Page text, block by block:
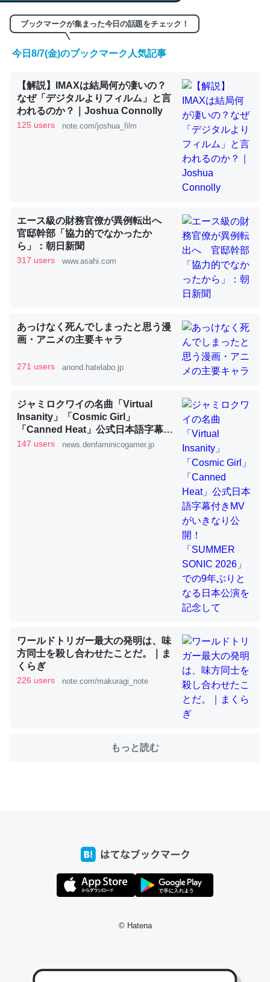
くらい。小説でいう「ずっと前の伏線」は回収されないけ
ど、短期記憶というには多い分量。進化すればするほど分
かりやすく強くなりそう
─GPTの仕組みと限界についての考察（１） - conceptualization
昆虫ってカルシウム少ないのか。知らんかった。調べたら
コオロギのカルシウム分はエビの600分の1程度。
─ニュース :: 【研究発表】昆虫学の大問題＝「昆虫はなぜ海にいな
論文では「淡水はカルシウムも酸素も不足してて両方に不
利だから両方が拮抗してるのでは」とあって面白い。海に
いる鋏角類（カブトガニ・ウミグモ）はカルシウムを使わ
ずキチンを強化してる筈だが、酵素が違うのか？
いのか」に関する新仮説
これを元に考えるとカルシウムを大量に使う脊椎動物と貝
類は苦労してるんだな…。腹足類だと殻を無くしてナメク
─ニュース :: 【研究発表】昆虫学の大問題＝「昆虫はなぜ海にいな
ウチもEchoを実家に置いて４年。でたまに覗いてる。ぼ
位置情報を共有してる。電池残量や充電中かが分かるので
これ見て生きてるなって分かる。
─たまにLINEするくらいだった遠方の父67歳と僕。ITツール導入で
コミュニケーションが劇的に変化した｜tayorini by LIFULL介護
たいなのでネット環境作ったけどAlexaしか使わないので
ブックマークが集まった今日の話題をチェック！
今日8/7(金)のブックマーク人気記事
【解説】IMAXは結局何が凄いの？
なぜ「デジタルよりフィルム」と言
われるのか？｜Joshua Connolly
125 users note.com/joshua_film
エース級の財務官僚が異例転出へ
官邸幹部「協力的でなかったか
ら」：朝日新聞
317 users www.asahi.com
あっけなく死んでしまったと思う漫
画・アニメの主要キャラ
271 users anond.hatelabo.jp
ジャミロクワイの名曲「Virtual
Insanity」「Cosmic Girl」
「Canned Heat」公式日本語字幕付
きMVがいきなり公開！「SUMMER
147 users news.denfaminicogamer.jp
ワールドトリガー最大の発明は、味
方同士を殺し合わせたことだ。｜ま
くらぎ
226 users note.com/makuragi_note
もっと読む
© Hatena